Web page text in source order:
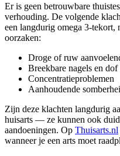
Er is geen betrouwbare
verhouding. De volgende
een langdurig omega 3-
oorzaken:
Droge of ruw
Breekbare nagels en dof
Concentratieproblemen
Aanhoudende
Zijn deze klachten langdurig
huisarts — ze kunnen ook
aandoeningen. Op Thuisarts.nl
wanneer je een arts moet